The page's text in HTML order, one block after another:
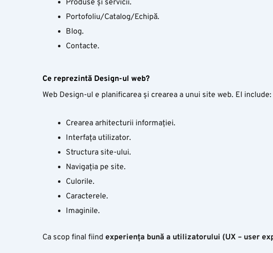
Produse și servicii.
Portofoliu/Catalog/Echipă.
Blog.
Contacte.
Ce reprezintă Design-ul web?
Web Design-ul e planificarea și crearea a unui site web. El include:
Crearea arhitecturii informației.
Interfața utilizator.
Structura site-ului.
Navigația pe site.
Culorile.
Caracterele.
Imaginile.
Ca scop final fiind experiența bună a utilizatorului (UX – user